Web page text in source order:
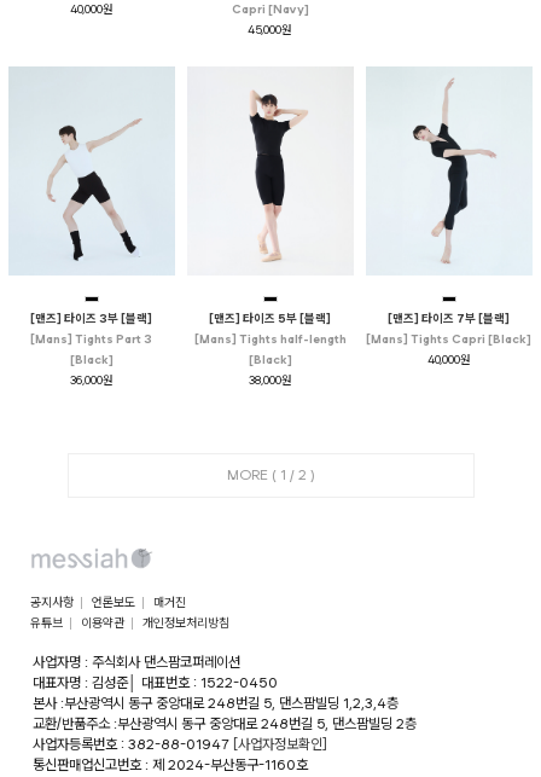
40,000원
Capri [Navy]
45,000원
[맨즈] 타이즈 3부 [블랙]
[Mans] Tights Part 3
[Black]
36,000원
[맨즈] 타이즈 5부 [블랙]
[Mans] Tights half-length
[Black]
38,000원
[맨즈] 타이즈 7부 [블랙]
[Mans] Tights Capri [Black]
40,000원
MORE ( 1 / 2 )
공지사항 언론보도
매거진
유튜브
이용약관 개인정보처리방침
사업자명 : 주식회사 댄스팜코퍼레이션
대표자명 : 김성준│
대표번호 : 1522-0450
본사 :부산광역시 동구 중앙대로 248번길 5, 댄스팜빌딩 1,2,3,4층
교환/반품주소 :부산광역시 동구 중앙대로 248번길 5, 댄스팜빌딩 2층
사업자등록번호 : 382-88-01947 [사업자정보확인]
통신판매업신고번호 : 제 2024-부산동구-1160호